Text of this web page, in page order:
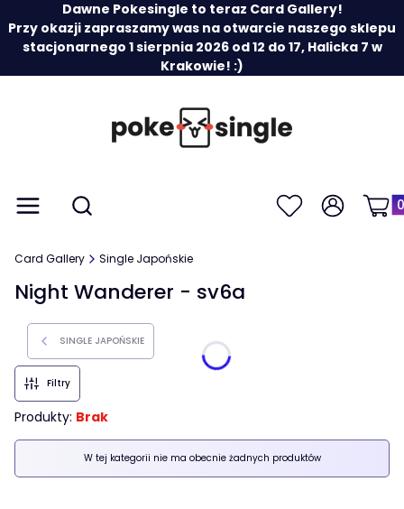
Dawne Pokesingle to teraz Card Gallery!
Przy okazji zapraszamy was na otwarcie naszego sklepu
stacjonarnego 1 sierpnia 2026 od 12 do 17, Halicka 7 w
Krakowie! :)
Menu Otwórz wyszukiwarkę
Szukaj UlubioneZaloguj się
Card Gallery Single Japońskie
Night Wanderer - sv6a
SINGLE JAPOŃSKIE
Filtry
Produkty: Brak
Lista produktów
W tej kategorii nie ma obecnie żadnych produktów